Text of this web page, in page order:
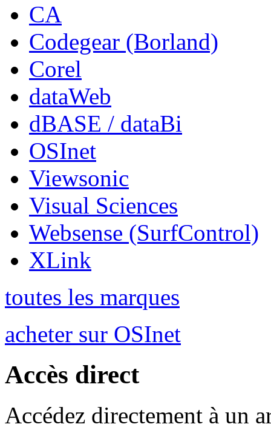
CA
Codegear (Borland)
Corel
dataWeb
dBASE / dataBi
OSInet
Viewsonic
Visual Sciences
Websense (SurfControl)
XLink
toutes les marques
acheter sur OSInet
Accès direct
Accédez directement à un